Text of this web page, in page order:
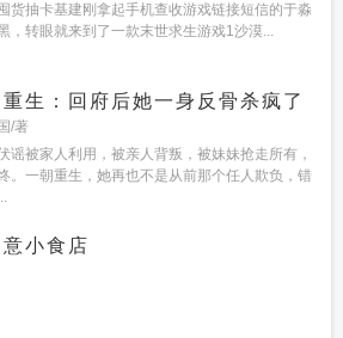
货抽卡基建刚拿起手机查收游戏链接短信的于淼
，转眼就来到了一款末世求生游戏1沙漠...
生：回府后她一身反骨杀疯了
/著
谣被家人利用，被亲人背叛，被妹妹抢走所有，
。一朝重生，她再也不是从前那个任人欺负，错
小食店